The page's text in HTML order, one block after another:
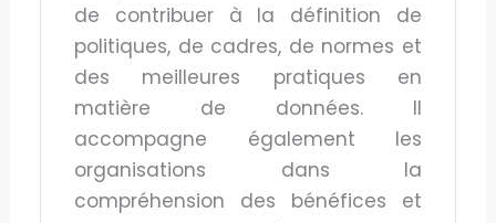
de contribuer à la définition de
politiques, de cadres, de normes et
des meilleures pratiques en
matière de données. Il
accompagne également les
organisations dans la
compréhension des bénéfices et